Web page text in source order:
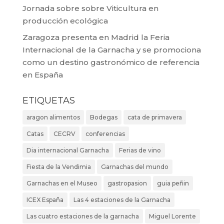
Jornada sobre sobre Viticultura en
producción ecológica
Zaragoza presenta en Madrid la Feria
Internacional de la Garnacha y se promociona
como un destino gastronómico de referencia
en España
ETIQUETAS
aragon alimentos Bodegas cata de primavera
Catas CECRV conferencias
Dia internacional Garnacha Ferias de vino
Fiesta de la Vendimia Garnachas del mundo
Garnachas en el Museo gastropasion guia peñin
ICEX España Las 4 estaciones de la Garnacha
Las cuatro estaciones de la garnacha Miguel Lorente